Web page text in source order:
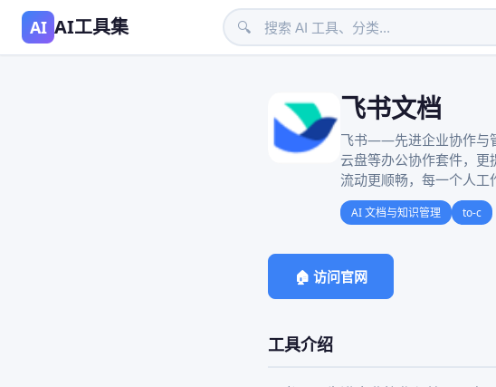
AI AI工具集 🔍
飞书文档
飞书——先进企业协作与
云盘等办公协作套件，更
流动更顺畅，每一个人工
AI 文档与知识管理 to-c
🏠 访问官网
工具介绍